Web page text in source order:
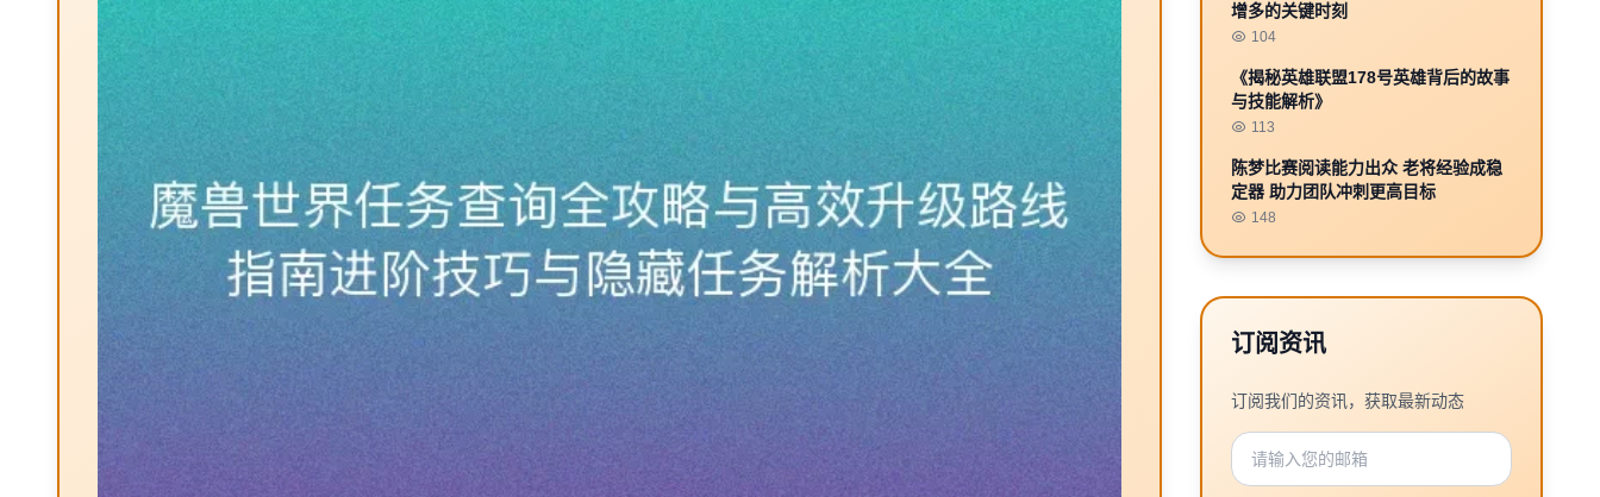
增多的关键时刻
104
《揭秘英雄联盟178号英雄背后的故事
与技能解析》
113
陈梦比赛阅读能力出众 老将经验成稳
定器 助力团队冲刺更高目标
148
订阅资讯
订阅我们的资讯，获取最新动态